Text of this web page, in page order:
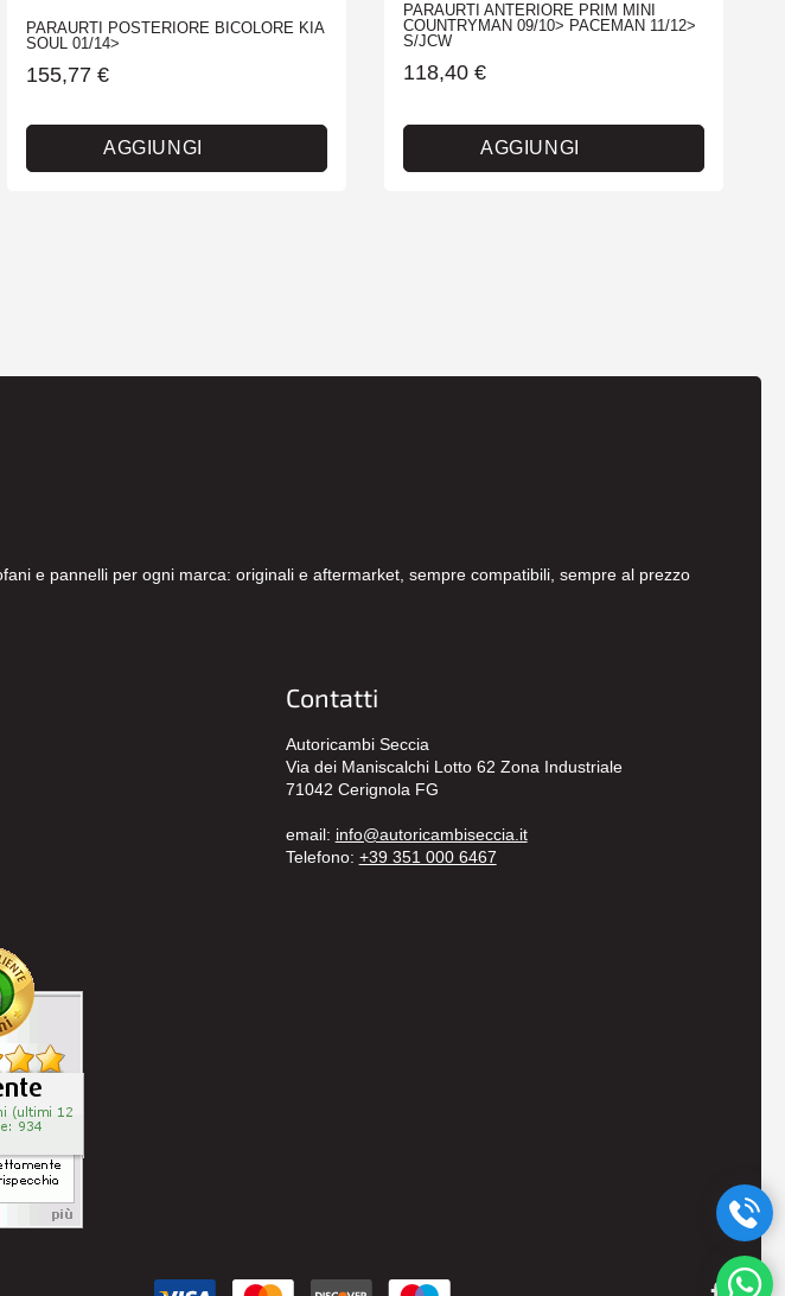
PARAURTI POSTERIORE BICOLORE KIA
SOUL 01/14>
155,77 €
AGGIUNGI
PARAURTI ANTERIORE PRIM MINI
COUNTRYMAN 09/10> PACEMAN 11/12>
S/JCW
118,40 €
AGGIUNGI
e pannelli per ogni marca: originali e aftermarket, sempre compatibili, sempre al prezzo
Contatti
Autoricambi Seccia
Via dei Maniscalchi Lotto 62 Zona Industriale
71042 Cerignola FG
email: info@autoricambiseccia.it
Telefono: +39 351 000 6467